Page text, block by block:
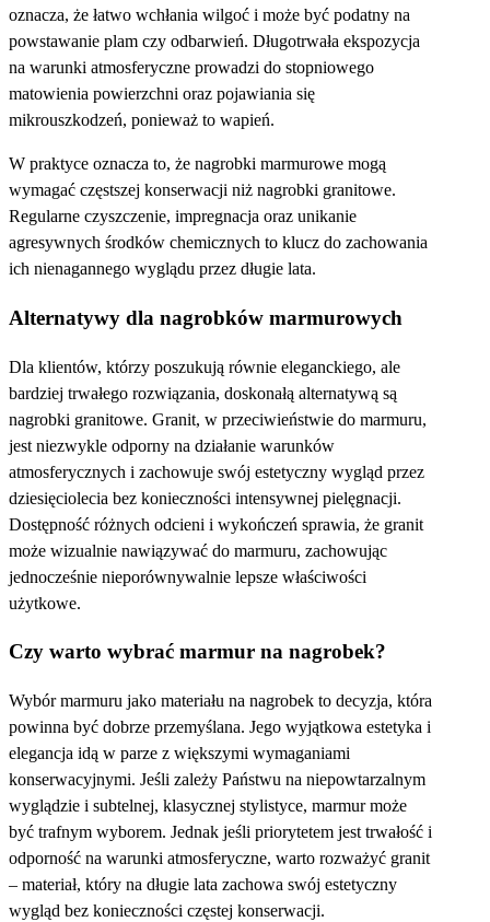
oznacza, że łatwo wchłania wilgoć i może być podatny na
powstawanie plam czy odbarwień. Długotrwała ekspozycja
na warunki atmosferyczne prowadzi do stopniowego
matowienia powierzchni oraz pojawiania się
mikrouszkodzeń, ponieważ to wapień.
W praktyce oznacza to, że nagrobki marmurowe mogą
wymagać częstszej konserwacji niż nagrobki granitowe.
Regularne czyszczenie, impregnacja oraz unikanie
agresywnych środków chemicznych to klucz do zachowania
ich nienagannego wyglądu przez długie lata.
Alternatywy dla nagrobków marmurowych
Dla klientów, którzy poszukują równie eleganckiego, ale
bardziej trwałego rozwiązania, doskonałą alternatywą są
nagrobki granitowe. Granit, w przeciwieństwie do marmuru,
jest niezwykle odporny na działanie warunków
atmosferycznych i zachowuje swój estetyczny wygląd przez
dziesięciolecia bez konieczności intensywnej pielęgnacji.
Dostępność różnych odcieni i wykończeń sprawia, że granit
może wizualnie nawiązywać do marmuru, zachowując
jednocześnie nieporównywalnie lepsze właściwości
użytkowe.
Czy warto wybrać marmur na nagrobek?
Wybór marmuru jako materiału na nagrobek to decyzja, która
powinna być dobrze przemyślana. Jego wyjątkowa estetyka i
elegancja idą w parze z większymi wymaganiami
konserwacyjnymi. Jeśli zależy Państwu na niepowtarzalnym
wyglądzie i subtelnej, klasycznej stylistyce, marmur może
być trafnym wyborem. Jednak jeśli priorytetem jest trwałość i
odporność na warunki atmosferyczne, warto rozważyć granit
– materiał, który na długie lata zachowa swój estetyczny
wygląd bez konieczności częstej konserwacji.